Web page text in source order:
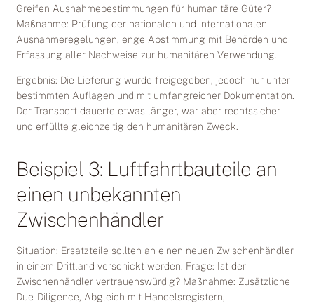
Greifen Ausnahmebestimmungen für humanitäre Güter?
Maßnahme: Prüfung der nationalen und internationalen
Ausnahmeregelungen, enge Abstimmung mit Behörden und
Erfassung aller Nachweise zur humanitären Verwendung.
Ergebnis: Die Lieferung wurde freigegeben, jedoch nur unter
bestimmten Auflagen und mit umfangreicher Dokumentation.
Der Transport dauerte etwas länger, war aber rechtssicher
und erfüllte gleichzeitig den humanitären Zweck.
Beispiel 3: Luftfahrtbauteile an
einen unbekannten
Zwischenhändler
Situation: Ersatzteile sollten an einen neuen Zwischenhändler
in einem Drittland verschickt werden. Frage: Ist der
Zwischenhändler vertrauenswürdig? Maßnahme: Zusätzliche
Due-Diligence, Abgleich mit Handelsregistern,